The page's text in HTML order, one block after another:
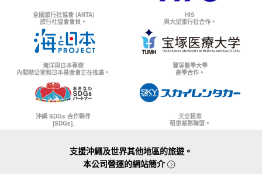
全國旅行社協會 (ANTA)
旅行社協會會員。
HIS
與大型旅行社合作。
海洋與日本專案
內閣辦公室和日本基金會正在推廣。
寶塚醫學大學
產學合作。
沖繩 SDGs 合作夥伴
[SDGs].
天空租車
租車業務聯盟。
支援沖繩及世界其他地區的旅遊。
本公司營運的網站簡介